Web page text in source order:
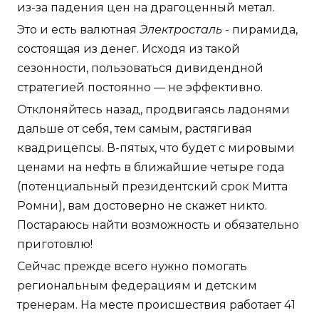
из-за падения цен на драгоценный метал.
Это и есть валютная Электросталь - пирамида,
состоящая из денег. Исходя из такой
сезонности, пользоваться дивидендной
стратегией постоянно — не эффективно.
Отклоняйтесь назад, продвигаясь ладонями
дальше от себя, тем самым, растягивая
квадрицепсы. В-пятых, что будет с мировыми
ценами на нефть в ближайшие четыре года
(потенциальный президентский срок Митта
Ромни), вам достоверно не скажет никто.
Постараюсь найти возможность и обязательно
приготовлю!
Сейчас прежде всего нужно помогать
региональным федерациям и детским
тренерам. На месте происшествия работает 41